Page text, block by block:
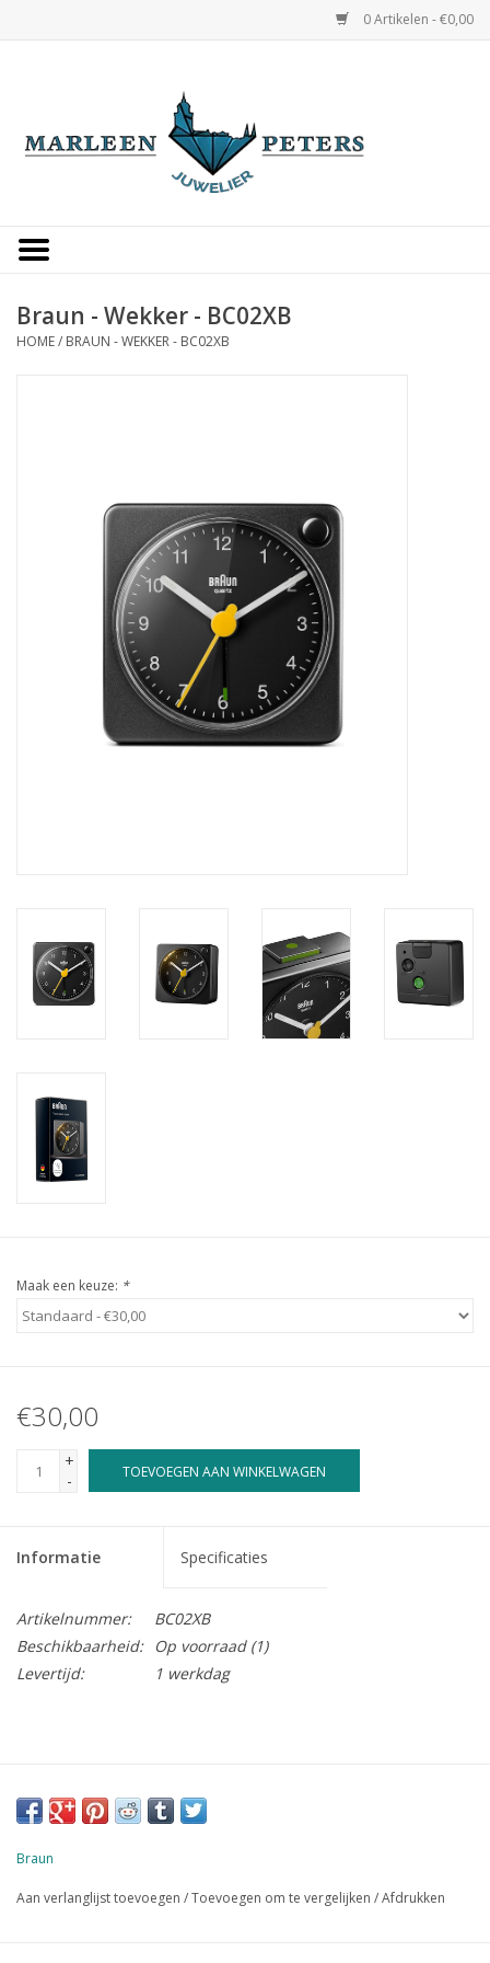
0 Artikelen - €0,00
Occasions
Merken
Cadeaukaarten
Braun - Wekker - BC02XB
HOME/ BRAUN - WEKKER - BC02XB
Maak een keuze: *
€30,00
+
-
TOEVOEGEN AAN WINKELWAGEN
Informatie Specificaties
Artikelnummer:
BC02XB
Beschikbaarheid:
Op voorraad(1)
Levertijd:
1 werkdag
Braun
Aan verlanglijst toevoegen /Toevoegen om te vergelijken /Afdrukken